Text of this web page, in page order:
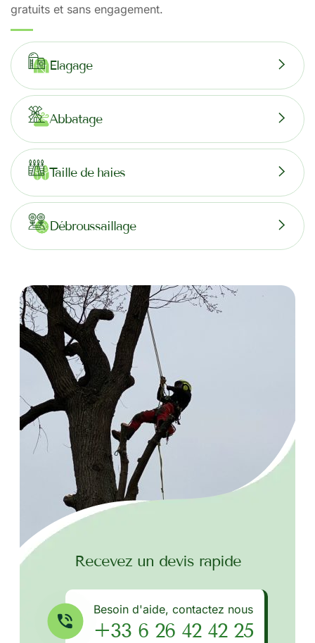
gratuits et sans engagement.
Elagage
Abbatage
Taille de haies
Débroussaillage
Recevez un devis rapide
Besoin d'aide, contactez nous
+33 6 26 42 42 25